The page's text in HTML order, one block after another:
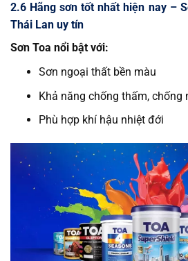
2.6 Hãng sơn tốt nhất hiện nay –
Thái Lan uy tín
Sơn Toa nổi bật với:
Sơn ngoại thất bền màu
Khả năng chống thấm, chống
Phù hợp khí hậu nhiệt đới